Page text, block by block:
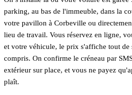
parking, au bas de l'immeuble, dans la
votre pavillon à Corbeville ou
lieu de travail. Vous réservez en ligne,
et votre véhicule, le prix s'affiche tout de
compris. On confirme le créneau par
extérieur sur place, et vous ne payez
plaît.